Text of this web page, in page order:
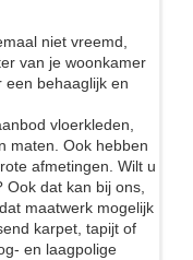
niet vreemd,
van je woonkamer
een behaaglijk en
vloerkleden,
maten. Ook hebben
afmetingen. Wilt u
dat kan bij ons,
maatwerk mogelijk
karpet, tapijt of
en laagpolige